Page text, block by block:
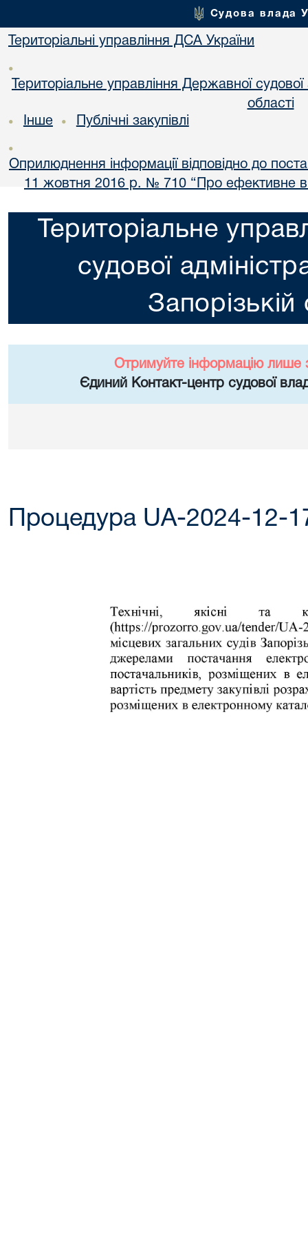
Судова влада
Територіальні управління ДСА України
•
Територіальне управління Державної судової
області
• Інше • Публічні закупівлі
•
Оприлюднення інформації відповідно до
11 жовтня 2016 р. № 710 “Про ефективне
Територіальне
судової
Запорізькій
Отримуйте інформацію лише
Єдиний Контакт-центр судової
Процедура UA-2024-12-